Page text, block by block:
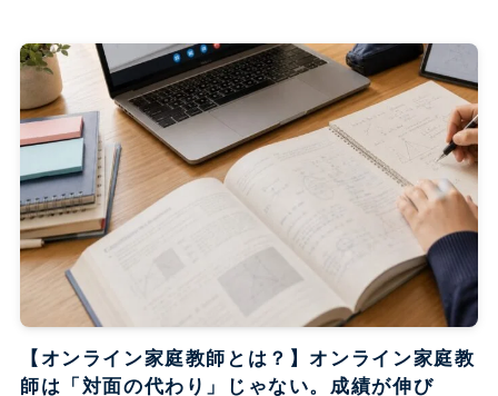
【オンライン家庭教師とは？】オンライン家庭教
師は「対面の代わり」じゃない。成績が伸び